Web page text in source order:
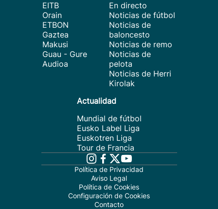
EITB
Orain
ETBON
Gaztea
Makusi
Guau - Gure
Audioa
En directo
Noticias de fútbol
Noticias de
baloncesto
Noticias de remo
Noticias de
pelota
Noticias de Herri
Kirolak
Actualidad
Mundial de fútbol
Eusko Label Liga
Euskotren Liga
Tour de Francia
Política de Privacidad
Aviso Legal
Política de Cookies
Configuración de Cookies
Contacto